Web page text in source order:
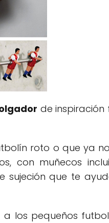
de
roto o que ya no
con muñecos
sujeción que te
los pequeños